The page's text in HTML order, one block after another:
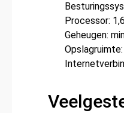
Processor:
Geheugen: